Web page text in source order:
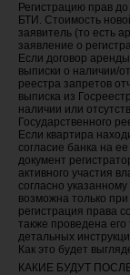
Регистрацию прав
БТИ. Стоимость
заявитель (то есть
заявление о
Если договор
выписки о наличии/
реестра запретов
выписка из
наличии или
Государственного
Если квартира
согласие банка на
документ
активного участия
согласно
возможна только
регистрация права
также проведена
детальных
Как это будет
КАКИЕ БУДУТ